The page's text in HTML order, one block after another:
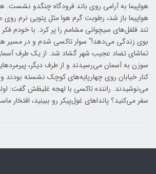
هواپیما به آرامی روی باند فرودگاه چنگدو نشست.
هواپیما باز شد، رطوبت گرم هوا مثل پتویی نرم
تند فلفل‌های سیچوانی مشامم را پر کرد. با خودم
بوی زندگی می‌دهد!" سوار تاکسی شدم و در مسیر
تماشای تضاد عجیب شهر گشاد شد. از یک طرف
سوزن به آسمان می‌رسیدند و از طرف دیگر،
کنار خیابان روی چهارپایه‌های کوچک نشسته بودند
می‌نوشیدند. راننده تاکسی با لهجه غلیظش گفت:
سفر می‌کنید؟ پانداهای غول‌پیکر رو ببینید، افتخار